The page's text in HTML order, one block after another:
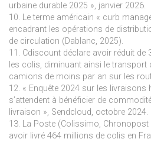
urbaine durable 2025 », janvier 2026.
10. Le terme américain « curb
encadrant les opérations de
de circulation (Dablanc, 2025).
11. Cdiscount déclare avoir réduit de
les colis, diminuant ainsi le transport
camions de moins par an sur les
12. « Enquête 2024 sur les
s’attendent à bénéficier de
livraison », Sendcloud, octobre 2024.
13. La Poste (Colissimo, Chronopost
avoir livré 464 millions de colis en